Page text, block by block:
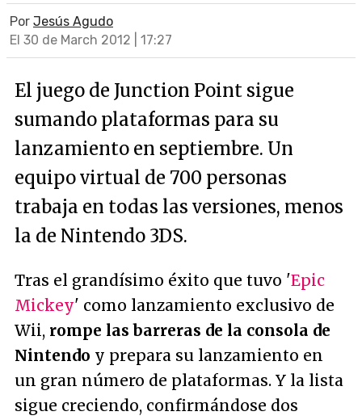
Por Jesús Agudo
El 30 de March 2012 | 17:27
El juego de Junction Point sigue
sumando plataformas para su
lanzamiento en septiembre. Un
equipo virtual de 700 personas
trabaja en todas las versiones, menos
la de Nintendo 3DS.
Tras el grandísimo éxito que tuvo 'Epic
Mickey' como lanzamiento exclusivo de
Wii, rompe las barreras de la consola de
Nintendo y prepara su lanzamiento en
un gran número de plataformas. Y la lista
sigue creciendo, confirmándose dos